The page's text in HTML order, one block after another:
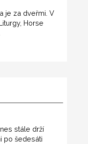
je za dveřmi. V
Horse
stále drží
po šedesáti